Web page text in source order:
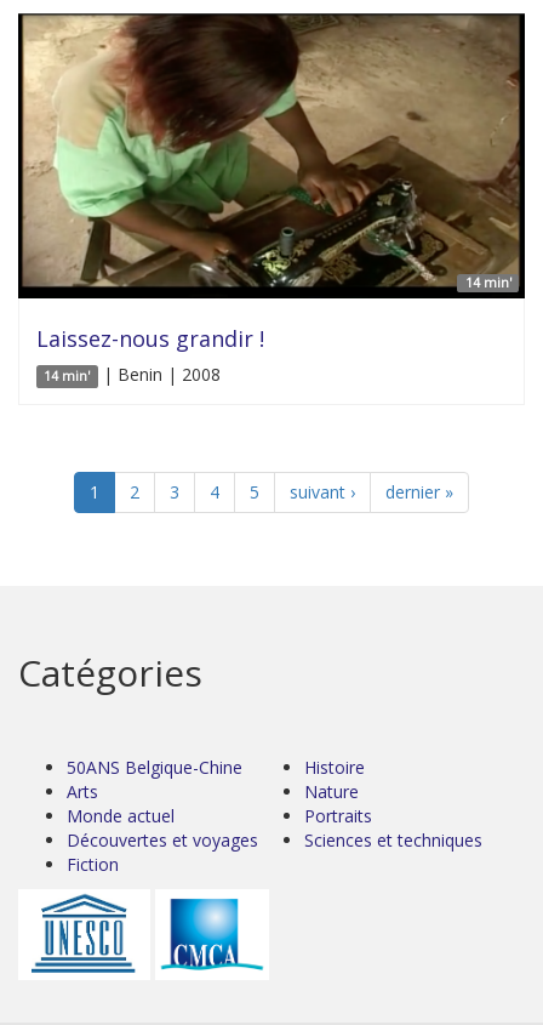
14 min'
Laissez-nous grandir !
14 min' | Benin | 2008
1 2 3 4 5 suivant › dernier »
Catégories
50ANS Belgique-Chine
Arts
Monde actuel
Découvertes et voyages
Fiction
Histoire
Nature
Portraits
Sciences et techniques